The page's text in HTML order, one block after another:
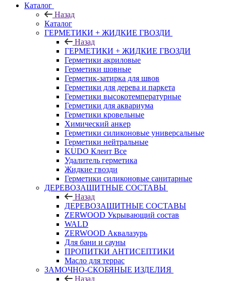
Каталог
Назад
Каталог
ГЕРМЕТИКИ + ЖИДКИЕ ГВОЗДИ
Назад
ГЕРМЕТИКИ + ЖИДКИЕ ГВОЗДИ
Герметики акриловые
Герметики шовные
Герметик-затирка для швов
Герметики для дерева и паркета
Герметики высокотемпературные
Герметики для аквариума
Герметики кровельные
Химический анкер
Герметики силиконовые универсальные
Герметики нейтральные
KUDO Клеит Все
Удалитель герметика
Жидкие гвозди
Герметики силиконовые санитарные
ДЕРЕВОЗАЩИТНЫЕ СОСТАВЫ
Назад
ДЕРЕВОЗАЩИТНЫЕ СОСТАВЫ
ZERWOOD Укрывающий состав
WALD
ZERWOOD Аквалазурь
Для бани и сауны
ПРОПИТКИ АНТИСЕПТИКИ
Масло для террас
ЗАМОЧНО-СКОБЯНЫЕ ИЗДЕЛИЯ
Назад